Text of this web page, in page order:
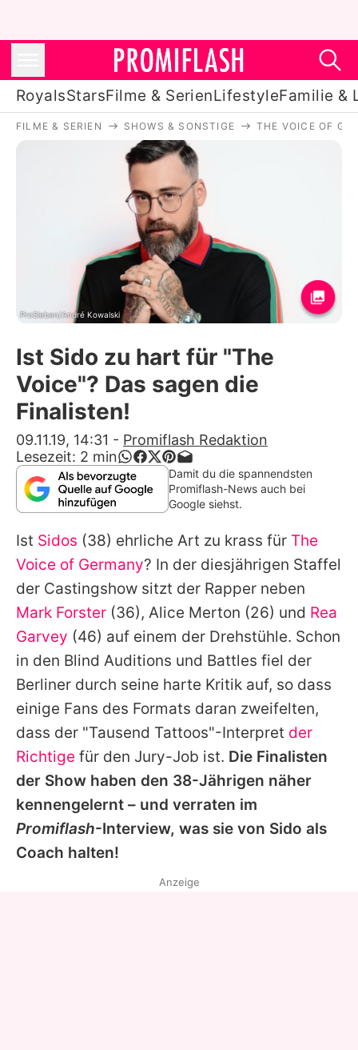
RoyalsStarsFilme & SerienLifestyleFamilie &
Royals
Stars
Filme & Serien
Lifestyle
Familie & Liebe
Promiflash Exklusiv
Alle Themen auf Promiflash
Jobs
App runterladen
Team
Redaktionelle Richtlinien
Impressum
Datenschutzerklärung
Nutzungsbedingungen
Utiq verwalten
FILME & SERIEN SHOWS & SONSTIGE THE VOICE OF
ProSieben/André Kowalski
Ist Sido zu hart für "The
Voice"? Das sagen die
Finalisten!
09.11.19, 14:31 - Promiflash Redaktion
Lesezeit: 2 min
Damit du die spannendsten
Promiflash-News auch bei
Google siehst.
Ist Sidos (38) ehrliche Art zu krass für The
Voice of Germany? In der diesjährigen Staffel
der Castingshow sitzt der Rapper neben
Mark Forster (36), Alice Merton (26) und Rea
Garvey (46) auf einem der Drehstühle. Schon
in den Blind Auditions und Battles fiel der
Berliner durch seine harte Kritik auf, so dass
einige Fans des Formats daran zweifelten,
dass der "Tausend Tattoos"-Interpret der
Richtige für den Jury-Job ist. Die Finalisten
der Show haben den 38-Jährigen näher
kennengelernt – und verraten im
Promiflash-Interview, was sie von Sido als
Coach halten!
Anzeige